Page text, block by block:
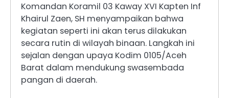
Komandan Koramil 03 Kaway XVI Kapten Inf
Khairul Zaen, SH menyampaikan bahwa
kegiatan seperti ini akan terus dilakukan
secara rutin di wilayah binaan. Langkah ini
sejalan dengan upaya Kodim 0105/Aceh
Barat dalam mendukung swasembada
pangan di daerah.